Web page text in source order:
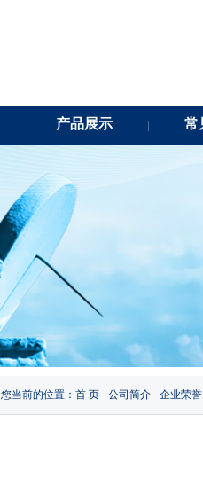
产品展示 常
您当前的位置：首 页 - 公司简介 - 企业荣誉